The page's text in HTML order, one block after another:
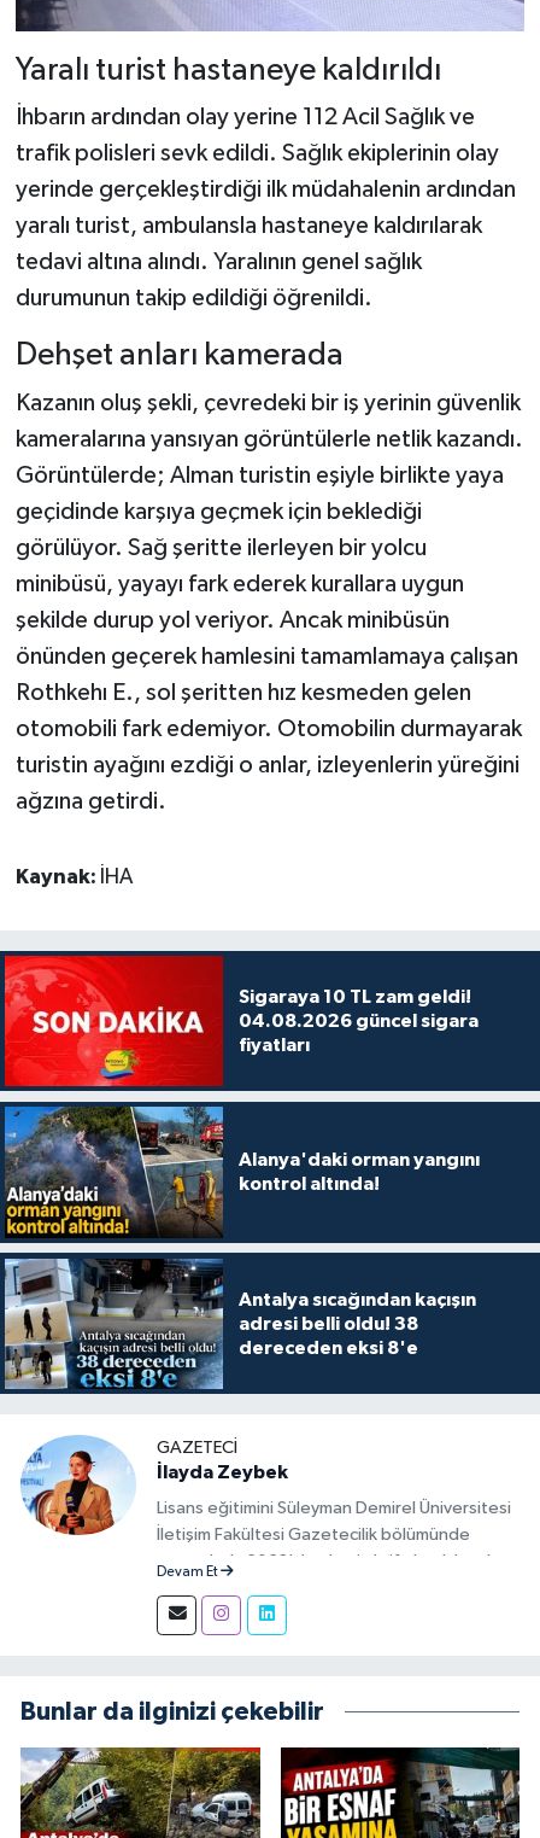
Yaralı turist hastaneye kaldırıldı
İhbarın ardından olay yerine 112 Acil Sağlık ve
trafik polisleri sevk edildi. Sağlık ekiplerinin olay
yerinde gerçekleştirdiği ilk müdahalenin ardından
yaralı turist, ambulansla hastaneye kaldırılarak
tedavi altına alındı. Yaralının genel sağlık
durumunun takip edildiği öğrenildi.
Dehşet anları kamerada
Kazanın oluş şekli, çevredeki bir iş yerinin güvenlik
kameralarına yansıyan görüntülerle netlik kazandı.
Görüntülerde; Alman turistin eşiyle birlikte yaya
geçidinde karşıya geçmek için beklediği
görülüyor. Sağ şeritte ilerleyen bir yolcu
minibüsü, yayayı fark ederek kurallara uygun
şekilde durup yol veriyor. Ancak minibüsün
önünden geçerek hamlesini tamamlamaya çalışan
Rothkehı E., sol şeritten hız kesmeden gelen
otomobili fark edemiyor. Otomobilin durmayarak
turistin ayağını ezdiği o anlar, izleyenlerin yüreğini
ağzına getirdi.
Kaynak: İHA
Sigaraya 10 TL zam geldi!
04.08.2026 güncel sigara
fiyatları
Alanya'daki orman yangını
kontrol altında!
Antalya sıcağından kaçışın
adresi belli oldu! 38
dereceden eksi 8'e
GAZETECI
İlayda Zeybek
Lisans eğitimini Süleyman Demirel Üniversitesi
İletişim Fakültesi Gazetecilik bölümünde
tamamladı. 2023'den beri aktif olarak basılı,
aşamalarında muhabir ve editör olarak görev
alıyor.
Devam Et
Bunlar da ilginizi çekebilir